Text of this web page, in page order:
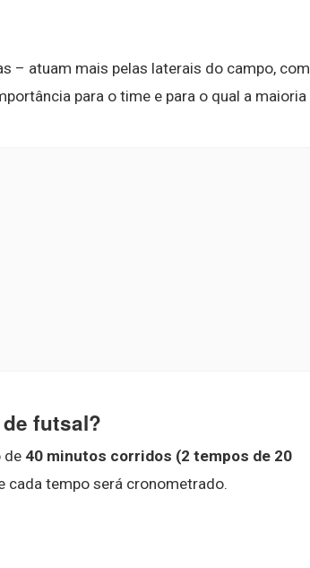
– atuam mais pelas laterais do campo, com
para o time e para o qual a maioria
futsal?
de 40 minutos corridos (2 tempos de 20
cada tempo será cronometrado.